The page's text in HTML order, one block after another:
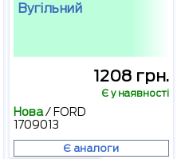
Вугільний
1208 грн.
Є у наявності
Нова/ FORD
1709013
Є аналоги